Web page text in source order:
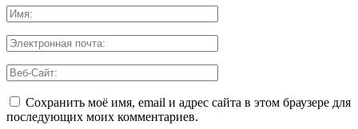
Сохранить моё имя, email и адрес сайта в этом браузере для
последующих моих комментариев.